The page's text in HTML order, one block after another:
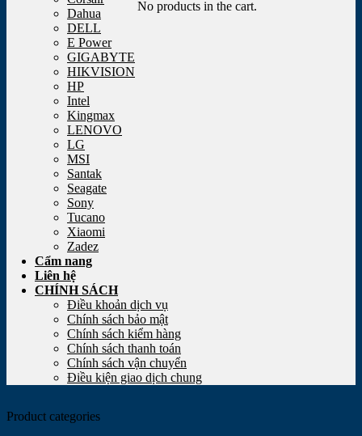
No products in the cart.
Dahua
DELL
E Power
GIGABYTE
HIKVISION
HP
Intel
Kingmax
LENOVO
LG
MSI
Santak
Seagate
Sony
Tucano
Xiaomi
Zadez
Cẩm nang
Liên hệ
CHÍNH SÁCH
Điều khoản dịch vụ
Chính sách bảo mật
Chính sách kiểm hàng
Chính sách thanh toán
Chính sách vận chuyển
Điều kiện giao dịch chung
Product categories